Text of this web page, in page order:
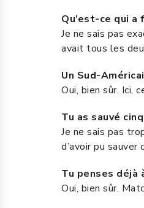
Qu’est-ce qui a
Je ne sais pas
avait tous les
Un Sud-
Oui, bien sûr. Ici,
Tu as sauvé
Je ne sais pas
d’avoir pu
Tu penses déjà
Oui, bien sûr.